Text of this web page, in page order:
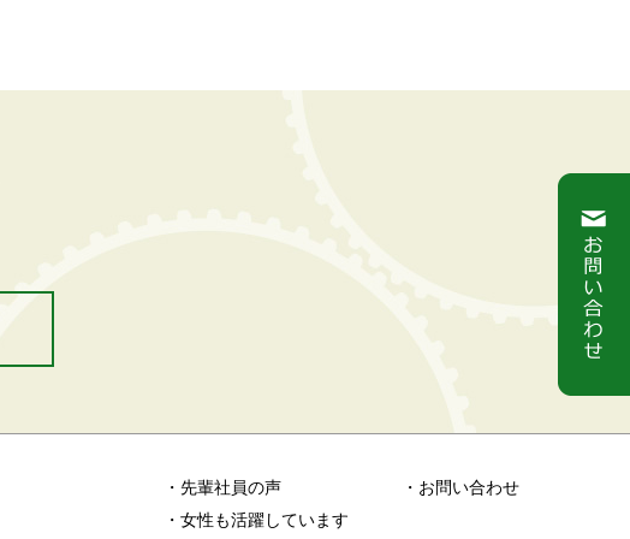
・先輩社員の声
・女性も活躍しています
・お問い合わせ